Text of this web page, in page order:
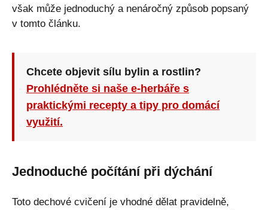
však může jednoduchý a nenáročný způsob popsaný
v tomto článku.
Chcete objevit sílu bylin a rostlin?
Prohlédněte si naše e-herbáře s
praktickými recepty a tipy pro domácí
využití.
Jednoduché počítání při dýchání
Toto dechové cvičení je vhodné dělat pravidelně,